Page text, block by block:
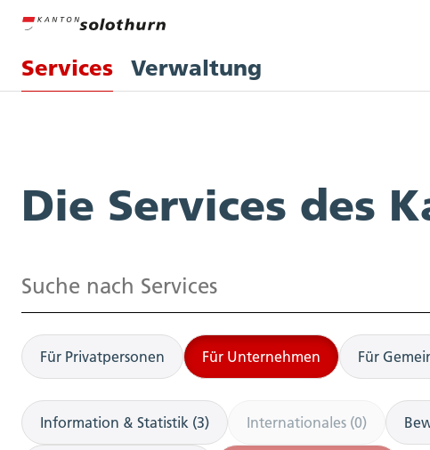
Services Verwaltung
Die Services des
Suchen
Für Privatpersonen Für Unternehmen Für
Information & Statistik (3) Internationales (0)